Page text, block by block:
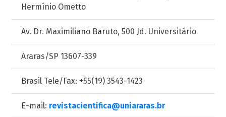
Hermínio Ometto
Av. Dr. Maximiliano Baruto, 500 Jd. Universitário
Araras/SP 13607-339
Brasil Tele/Fax: +55(19) 3543-1423
E-mail: revistacientifica@uniararas.br